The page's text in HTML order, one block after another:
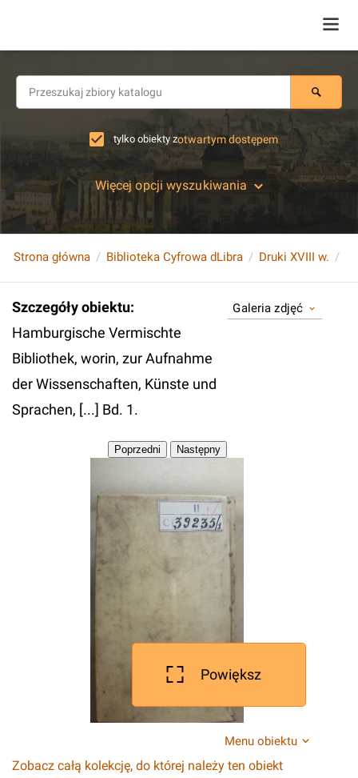
tylko obiekty zotwartym dostępem
Więcej opcji wyszukiwania
Strona główna Biblioteka Cyfrowa dLibra Druki XVIII w.
Szczegóły obiektu:
Hamburgische Vermischte
Bibliothek, worin, zur Aufnahme
der Wissenschaften, Künste und
Sprachen, [...] Bd. 1.
Galeria zdjęć
Powiększ
Menu obiektu
Zobacz całą kolekcję, do której należy ten obiekt